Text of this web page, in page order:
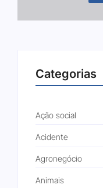
Categorias
Ação social
Acidente
Agronegócio
Animais